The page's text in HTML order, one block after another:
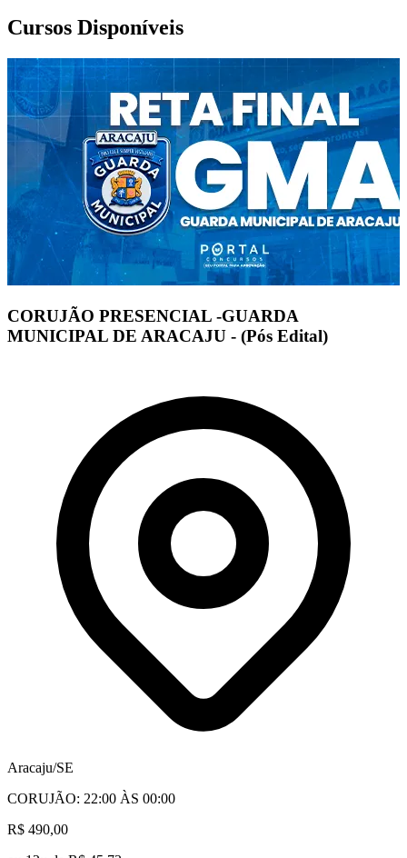
Cursos Disponíveis
CORUJÃO PRESENCIAL -GUARDA
MUNICIPAL DE ARACAJU - (Pós Edital)
Aracaju/SE
CORUJÃO: 22:00 ÀS 00:00
R$ 490,00